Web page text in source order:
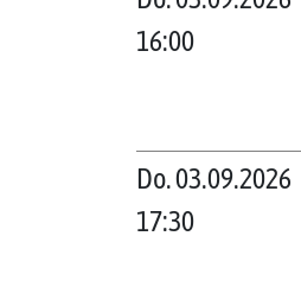
16:00
Do. 03.09.2026
17:30